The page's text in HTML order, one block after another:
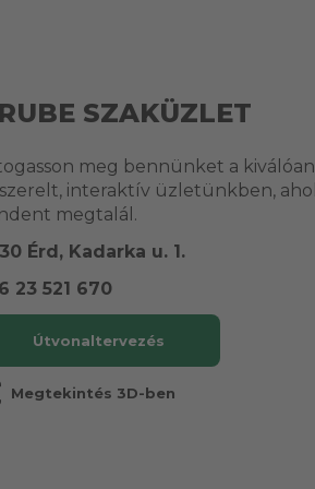
SZAKÜZLET
meg bennünket a kiválóan
interaktív üzletünkben, ahol
megtalál.
Érd, Kadarka u. 1.
23 521 670
Útvonaltervezés
Megtekintés 3D-ben